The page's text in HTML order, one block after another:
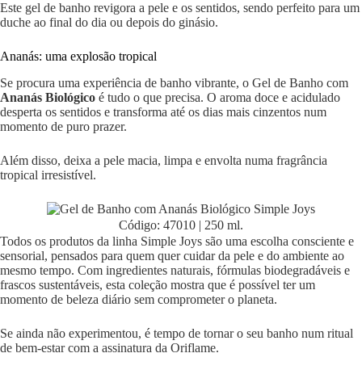
Este gel de banho revigora a pele e os sentidos, sendo perfeito para um
duche ao final do dia ou depois do ginásio.
Ananás: uma explosão tropical
Se procura uma experiência de banho vibrante, o Gel de Banho com
Ananás Biológico é tudo o que precisa. O aroma doce e acidulado
desperta os sentidos e transforma até os dias mais cinzentos num
momento de puro prazer.
Além disso, deixa a pele macia, limpa e envolta numa fragrância
tropical irresistível.
Código: 47010 | 250 ml.
Todos os produtos da linha Simple Joys são uma escolha consciente e
sensorial, pensados para quem quer cuidar da pele e do ambiente ao
mesmo tempo. Com ingredientes naturais, fórmulas biodegradáveis e
frascos sustentáveis, esta coleção mostra que é possível ter um
momento de beleza diário sem comprometer o planeta.
Se ainda não experimentou, é tempo de tornar o seu banho num ritual
de bem-estar com a assinatura da Oriflame.